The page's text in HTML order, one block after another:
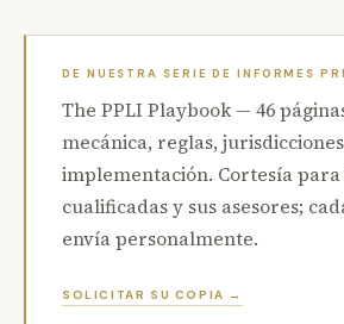
DE NUESTRA SERIE DE INFORMES
The PPLI Playbook — 46
mecánica, reglas,
implementación. Cortesía
cualificadas y sus asesores;
envía personalmente.
SOLICITAR SU COPIA →